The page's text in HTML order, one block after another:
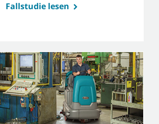
Fallstudie lesen